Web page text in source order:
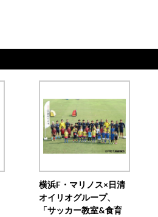
横浜F・マリノス×日清
オイリオグループ、
「サッカー教室&食育